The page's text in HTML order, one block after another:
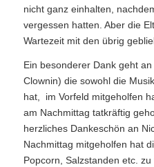
nicht ganz einhalten,
vergessen hatten. Aber die
Wartezeit mit den übrig
Ein besonderer Dank geht
Clownin) die sowohl die
hat, im Vorfeld mitgeholfen
am Nachmittag tatkräftig
herzliches Dankeschön an
Nachmittag mitgeholfen hat
Popcorn, Salzstanden etc.